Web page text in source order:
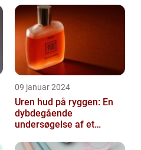
09 januar 2024
Uren hud på ryggen: En
dybdegående
undersøgelse af et
undertiden overset